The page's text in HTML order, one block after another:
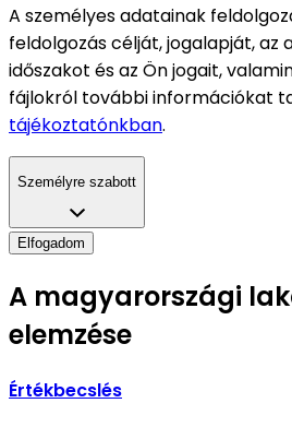
A személyes adatainak
feldolgozás célját, jogalapját, az
időszakot és az Ön jogait,
fájlokról további információkat
tájékoztatónkban.
Személyre szabott
Elfogadom
A magyarországi
elemzése
Értékbecslés